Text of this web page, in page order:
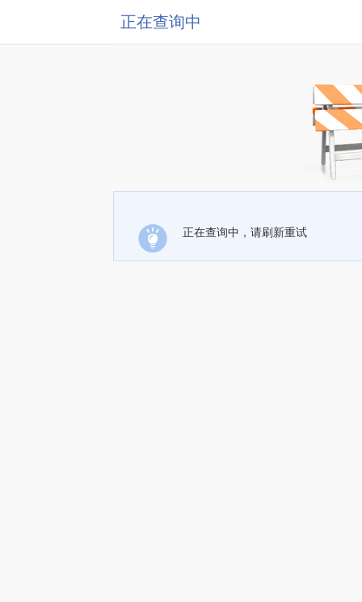
正在查询中
正在查询中，请刷新重试